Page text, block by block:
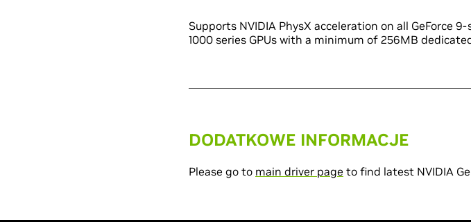
Supports NVIDIA PhysX acceleration on all GeForce
1000 series GPUs with a minimum of 256MB
DODATKOWE INFORMACJE
Please go to main driver page to find latest NVIDIA